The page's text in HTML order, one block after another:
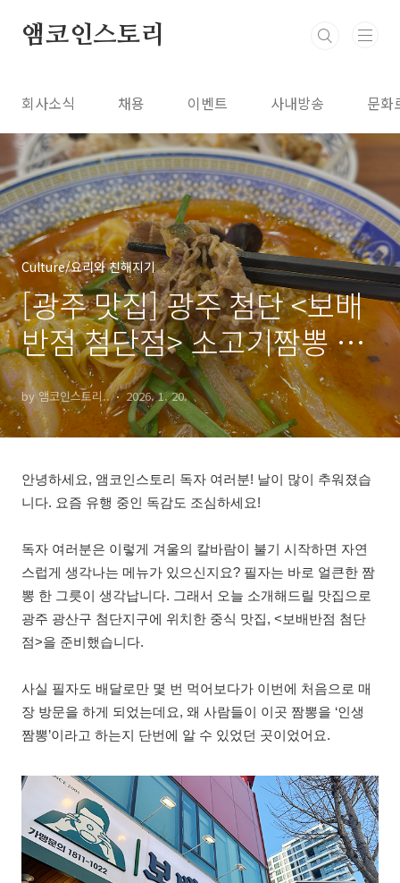
앰코인스토리
회사소식 채용 이벤트 사내방송 문화
Culture/요리와 친해지기
[광주 맛집] 광주 첨단 <보배
반점 첨단점> 소고기짬뽕 대
추천!
by 앰코인스토리.. 2026. 1. 20.
안녕하세요, 앰코인스토리 독자 여러분! 날이 많이 추워졌습
니다. 요즘 유행 중인 독감도 조심하세요!
독자 여러분은 이렇게 겨울의 칼바람이 불기 시작하면 자연
스럽게 생각나는 메뉴가 있으신지요? 필자는 바로 얼큰한 짬
뽕 한 그릇이 생각납니다. 그래서 오늘 소개해드릴 맛집으로
광주 광산구 첨단지구에 위치한 중식 맛집, <보배반점 첨단
점>을 준비했습니다.
사실 필자도 배달로만 몇 번 먹어보다가 이번에 처음으로 매
장 방문을 하게 되었는데요, 왜 사람들이 이곳 짬뽕을 ‘인생
짬뽕’이라고 하는지 단번에 알 수 있었던 곳이었어요.